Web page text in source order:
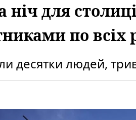
для
по всіх
десятки людей,